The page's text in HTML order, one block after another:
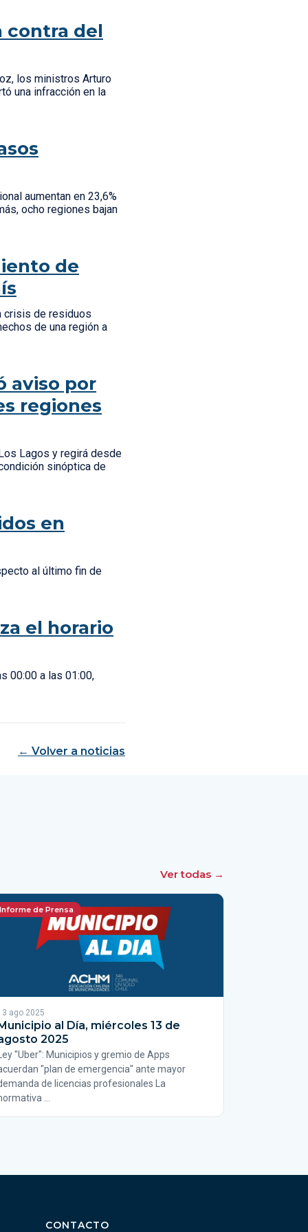
contra del
los ministros Arturo
una infracción en la
aumentan en 23,6%
ocho regiones bajan
de
crisis de residuos
de una región a
aviso por
regiones
Lagos y regirá desde
sinóptica de
en
al último fin de
el horario
00:00 a las 01:00,
← Volver a noticias
Ver todas →
Informe de Prensa
ago 2025
al Día, miércoles 13 de
2025
"Uber": Municipios y gremio de Apps
"plan de emergencia" ante mayor
de licencias profesionales La
…
CONTACTO